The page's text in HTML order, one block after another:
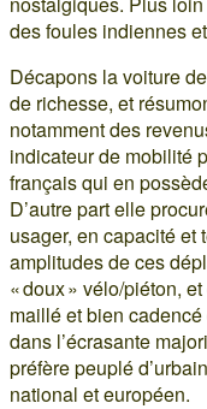
des foules indiennes
Décapons la voiture
de richesse, et
notamment des
indicateur de mobilité
français qui en
D’autre part elle
usager, en capacité et
amplitudes de ces
« doux » vélo/piéton,
maillé et bien
dans l’écrasante
préfère peuplé
national et européen.